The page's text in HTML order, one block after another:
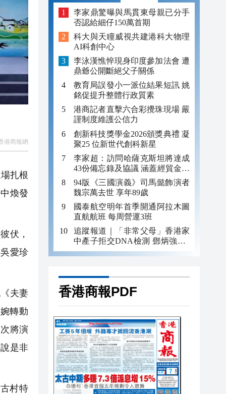
11:49
11:46
11:42
港商報網
扎根
煥發
伏，
愛珍
夫妻
轉動
將演
是非
村特
李家鼎驚曝與馬貫東母親已分手
否認給細仔150萬首期
科大與天瞳威視共建港科大物理
AI科創中心
李泳漢憔悴現身印度參加法會 遭
鼎爺公開斷絕父子關係
教育局誤發小一派位結果短訊 姚
銘促提升整體行政質素
港商記者直擊六合彩攪珠現場 嚴
謹制度維護公信力
創新科技獎學金2026頒獎典禮 凝
聚25 位新世代創科新星
李家超：訪問哈薩克斯坦將達成
43份備忘錄及協議 涵蓋經貿金融
及科技教育等
94版《三國演義》司馬懿飾演者
魏宗萬去世 享年89歲
國泰航空明年首季開通阿拉木圖
直航航班 每周營運3班
追蹤報道｜「非常父母」香港家
中產子拒交DNA檢測 鄧炳強：2
人涉疏忽照顧被捕
香港商報PDF